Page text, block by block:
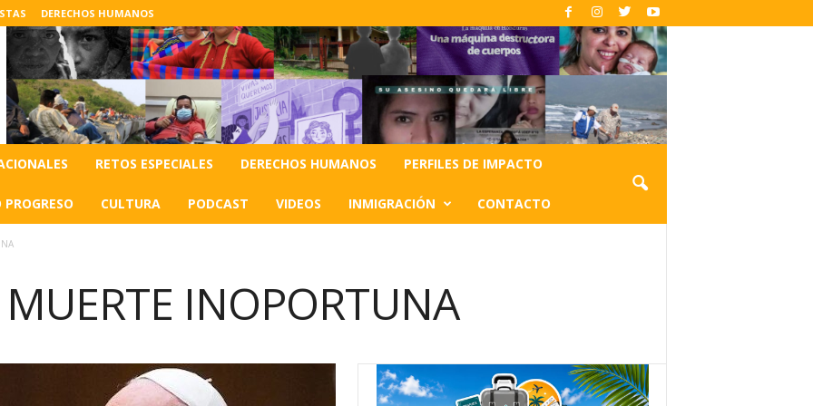
DERECHOS HUMANOS
RETOS ESPECIALES DERECHOS HUMANOS PERFILES DE IMPACTO
PROGRESO CULTURA PODCAST VIDEOS INMIGRACIÓN CONTACTO
MUERTE INOPORTUNA